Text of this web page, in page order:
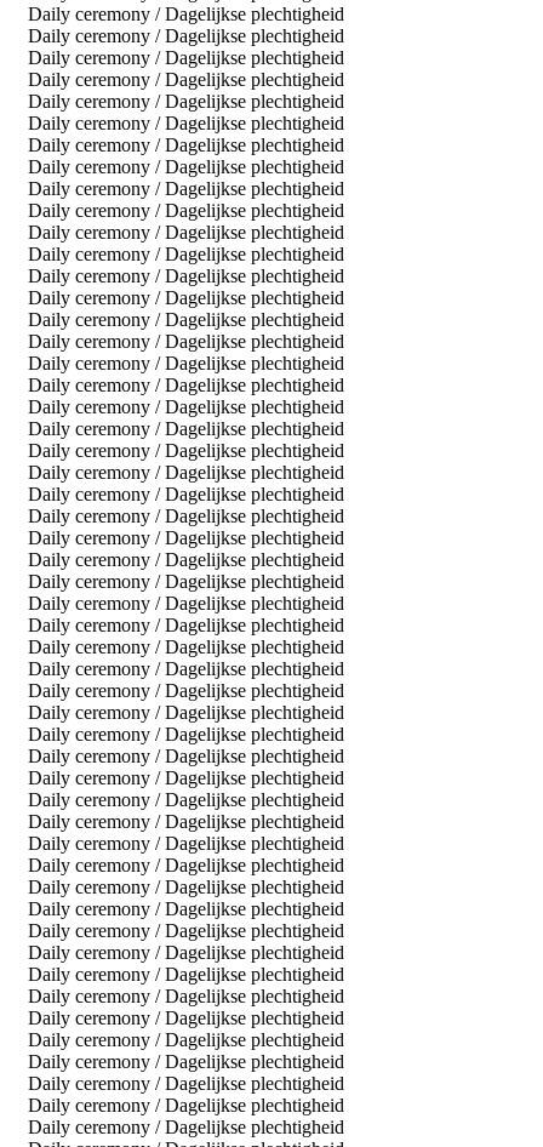
Daily ceremony / Dagelijkse plechtigheid
Daily ceremony / Dagelijkse plechtigheid
Daily ceremony / Dagelijkse plechtigheid
Daily ceremony / Dagelijkse plechtigheid
Daily ceremony / Dagelijkse plechtigheid
Daily ceremony / Dagelijkse plechtigheid
Daily ceremony / Dagelijkse plechtigheid
Daily ceremony / Dagelijkse plechtigheid
Daily ceremony / Dagelijkse plechtigheid
Daily ceremony / Dagelijkse plechtigheid
Daily ceremony / Dagelijkse plechtigheid
Daily ceremony / Dagelijkse plechtigheid
Daily ceremony / Dagelijkse plechtigheid
Daily ceremony / Dagelijkse plechtigheid
Daily ceremony / Dagelijkse plechtigheid
Daily ceremony / Dagelijkse plechtigheid
Daily ceremony / Dagelijkse plechtigheid
Daily ceremony / Dagelijkse plechtigheid
Daily ceremony / Dagelijkse plechtigheid
Daily ceremony / Dagelijkse plechtigheid
Daily ceremony / Dagelijkse plechtigheid
Daily ceremony / Dagelijkse plechtigheid
Daily ceremony / Dagelijkse plechtigheid
Daily ceremony / Dagelijkse plechtigheid
Daily ceremony / Dagelijkse plechtigheid
Daily ceremony / Dagelijkse plechtigheid
Daily ceremony / Dagelijkse plechtigheid
Daily ceremony / Dagelijkse plechtigheid
Daily ceremony / Dagelijkse plechtigheid
Daily ceremony / Dagelijkse plechtigheid
Daily ceremony / Dagelijkse plechtigheid
Daily ceremony / Dagelijkse plechtigheid
Daily ceremony / Dagelijkse plechtigheid
Daily ceremony / Dagelijkse plechtigheid
Daily ceremony / Dagelijkse plechtigheid
Daily ceremony / Dagelijkse plechtigheid
Daily ceremony / Dagelijkse plechtigheid
Daily ceremony / Dagelijkse plechtigheid
Daily ceremony / Dagelijkse plechtigheid
Daily ceremony / Dagelijkse plechtigheid
Daily ceremony / Dagelijkse plechtigheid
Daily ceremony / Dagelijkse plechtigheid
Daily ceremony / Dagelijkse plechtigheid
Daily ceremony / Dagelijkse plechtigheid
Daily ceremony / Dagelijkse plechtigheid
Daily ceremony / Dagelijkse plechtigheid
Daily ceremony / Dagelijkse plechtigheid
Daily ceremony / Dagelijkse plechtigheid
Daily ceremony / Dagelijkse plechtigheid
Daily ceremony / Dagelijkse plechtigheid
Daily ceremony / Dagelijkse plechtigheid
Daily ceremony / Dagelijkse plechtigheid